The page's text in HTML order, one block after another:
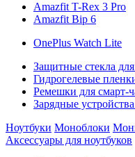
Amazfit T-Rex 3 Pro
Amazfit Bip 6
OnePlus Watch Lite
Защитные стекла
Гидрогелевые
Ремешки для смарт-
Зарядные
Ноутбуки Моноблоки
Аксессуары для ноутбуков